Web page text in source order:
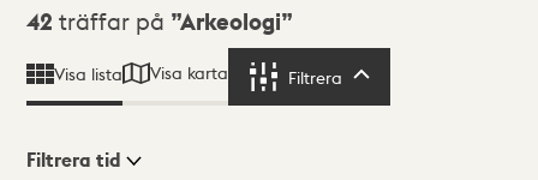
Sökresultat
42 träffar på Arkeologi
Visa lista Visa karta Filtrera
Filtrera tid